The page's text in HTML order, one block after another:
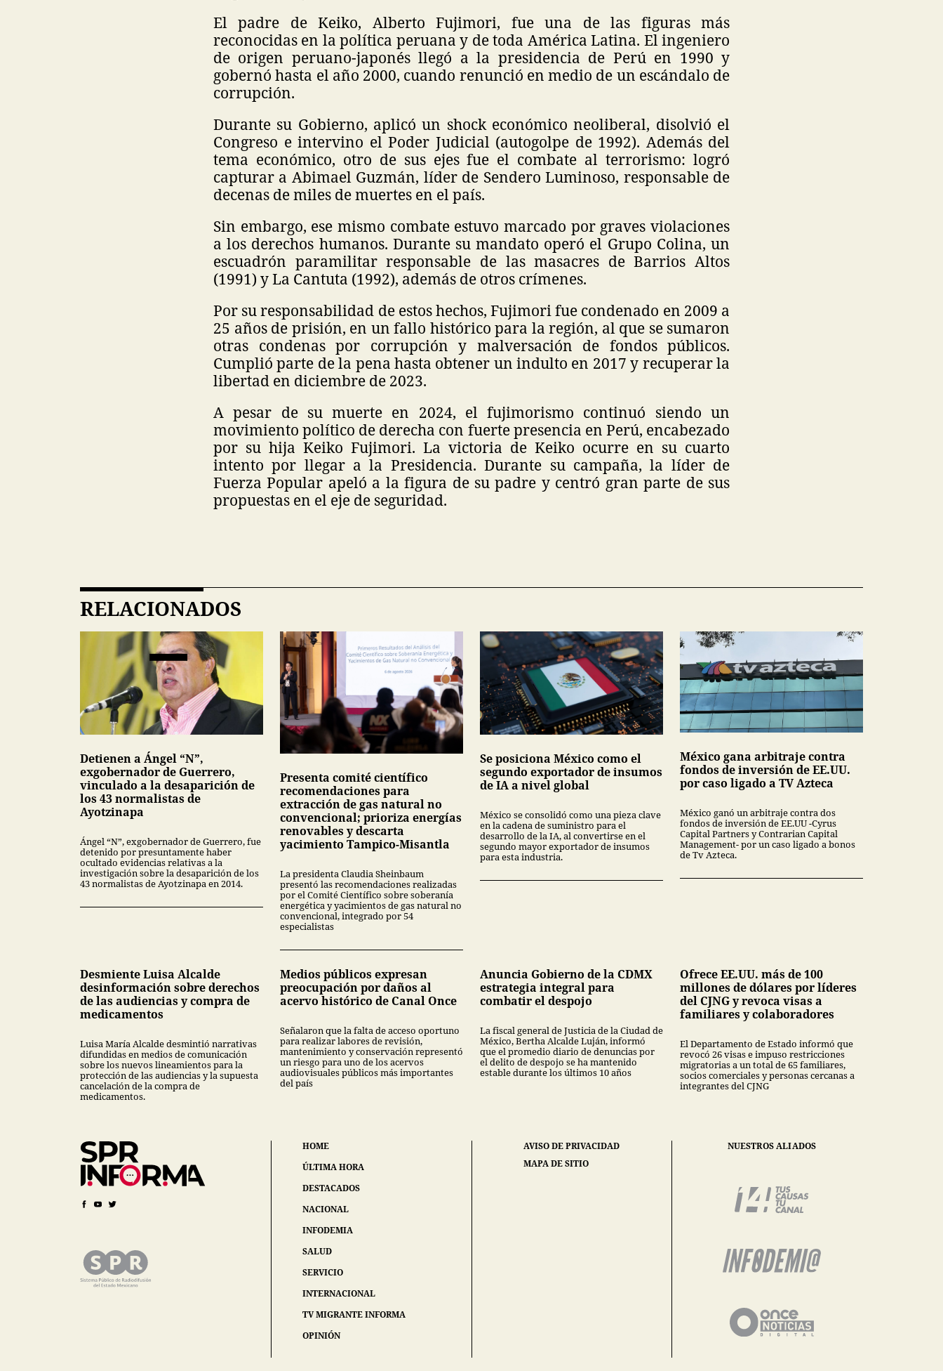
El padre de Keiko, Alberto Fujimori, fue una de las figuras más
reconocidas en la política peruana y de toda América Latina. El ingeniero
de origen peruano-japonés llegó a la presidencia de Perú en 1990 y
gobernó hasta el año 2000, cuando renunció en medio de un escándalo de
corrupción.
Durante su Gobierno, aplicó un shock económico neoliberal, disolvió el
Congreso e intervino el Poder Judicial (autogolpe de 1992). Además del
tema económico, otro de sus ejes fue el combate al terrorismo: logró
capturar a Abimael Guzmán, líder de Sendero Luminoso, responsable de
decenas de miles de muertes en el país.
Sin embargo, ese mismo combate estuvo marcado por graves violaciones
a los derechos humanos. Durante su mandato operó el Grupo Colina, un
escuadrón paramilitar responsable de las masacres de Barrios Altos
(1991) y La Cantuta (1992), además de otros crímenes.
Por su responsabilidad de estos hechos, Fujimori fue condenado en 2009 a
25 años de prisión, en un fallo histórico para la región, al que se sumaron
otras condenas por corrupción y malversación de fondos públicos.
Cumplió parte de la pena hasta obtener un indulto en 2017 y recuperar la
libertad en diciembre de 2023.
A pesar de su muerte en 2024, el fujimorismo continuó siendo un
movimiento político de derecha con fuerte presencia en Perú, encabezado
por su hija Keiko Fujimori. La victoria de Keiko ocurre en su cuarto
intento por llegar a la Presidencia. Durante su campaña, la líder de
Fuerza Popular apeló a la figura de su padre y centró gran parte de sus
propuestas en el eje de seguridad.
RELACIONADOS
Detienen a Ángel “N”,
exgobernador de Guerrero,
vinculado a la desaparición de
los 43 normalistas de
Ayotzinapa
Ángel “N”, exgobernador de Guerrero, fue
detenido por presuntamente haber
ocultado evidencias relativas a la
investigación sobre la desaparición de los
43 normalistas de Ayotzinapa en 2014.
Presenta comité científico
recomendaciones para
extracción de gas natural no
convencional; prioriza energías
renovables y descarta
yacimiento Tampico-Misantla
La presidenta Claudia Sheinbaum
presentó las recomendaciones realizadas
por el Comité Científico sobre soberanía
energética y yacimientos de gas natural no
convencional, integrado por 54
especialistas
Se posiciona México como el
segundo exportador de insumos
de IA a nivel global
México se consolidó como una pieza clave
en la cadena de suministro para el
desarrollo de la IA, al convertirse en el
segundo mayor exportador de insumos
para esta industria.
México gana arbitraje contra
fondos de inversión de EE.UU.
por caso ligado a TV Azteca
México ganó un arbitraje contra dos
fondos de inversión de EE.UU -Cyrus
Capital Partners y Contrarian Capital
Management- por un caso ligado a bonos
de Tv Azteca.
Desmiente Luisa Alcalde
desinformación sobre derechos
de las audiencias y compra de
medicamentos
Luisa María Alcalde desmintió narrativas
difundidas en medios de comunicación
sobre los nuevos lineamientos para la
protección de las audiencias y la supuesta
cancelación de la compra de
medicamentos.
Medios públicos expresan
preocupación por daños al
acervo histórico de Canal Once
Señalaron que la falta de acceso oportuno
para realizar labores de revisión,
mantenimiento y conservación representó
un riesgo para uno de los acervos
audiovisuales públicos más importantes
del país
Anuncia Gobierno de la CDMX
estrategia integral para
combatir el despojo
La fiscal general de Justicia de la Ciudad de
México, Bertha Alcalde Luján, informó
que el promedio diario de denuncias por
el delito de despojo se ha mantenido
estable durante los últimos 10 años
Ofrece EE.UU. más de 100
millones de dólares por líderes
del CJNG y revoca visas a
familiares y colaboradores
El Departamento de Estado informó que
revocó 26 visas e impuso restricciones
migratorias a un total de 65 familiares,
socios comerciales y personas cercanas a
integrantes del CJNG
HOME
ÚLTIMA HORA
DESTACADOS
NACIONAL
INFODEMIA
SALUD
SERVICIO
INTERNACIONAL
TV MIGRANTE INFORMA
OPINIÓN
AVISO DE PRIVACIDAD
MAPA DE SITIO
NUESTROS ALIADOS